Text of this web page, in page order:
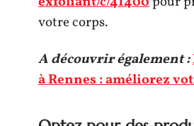
votre corps.
A découvrir également :
à Rennes : améliorez